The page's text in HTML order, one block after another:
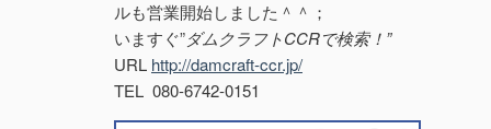
ルも営業開始しました＾＾；
いますぐ”ダムクラフトCCRで検索！”
URL http://damcraft-ccr.jp/
TEL 080-6742-0151